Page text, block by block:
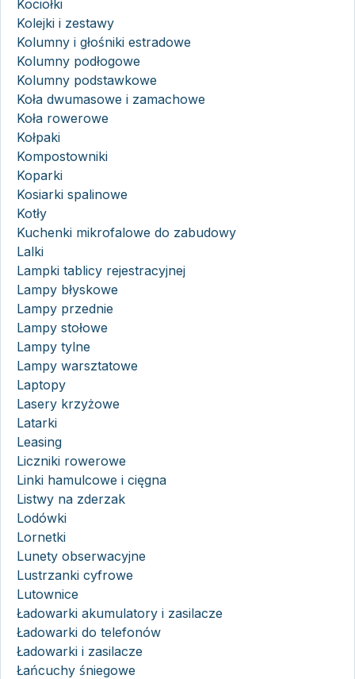
Kociołki
Kolejki i zestawy
Kolumny i głośniki estradowe
Kolumny podłogowe
Kolumny podstawkowe
Koła dwumasowe i zamachowe
Koła rowerowe
Kołpaki
Kompostowniki
Koparki
Kosiarki spalinowe
Kotły
Kuchenki mikrofalowe do zabudowy
Lalki
Lampki tablicy rejestracyjnej
Lampy błyskowe
Lampy przednie
Lampy stołowe
Lampy tylne
Lampy warsztatowe
Laptopy
Lasery krzyżowe
Latarki
Leasing
Liczniki rowerowe
Linki hamulcowe i cięgna
Listwy na zderzak
Lodówki
Lornetki
Lunety obserwacyjne
Lustrzanki cyfrowe
Lutownice
Ładowarki akumulatory i zasilacze
Ładowarki do telefonów
Ładowarki i zasilacze
Łańcuchy śniegowe